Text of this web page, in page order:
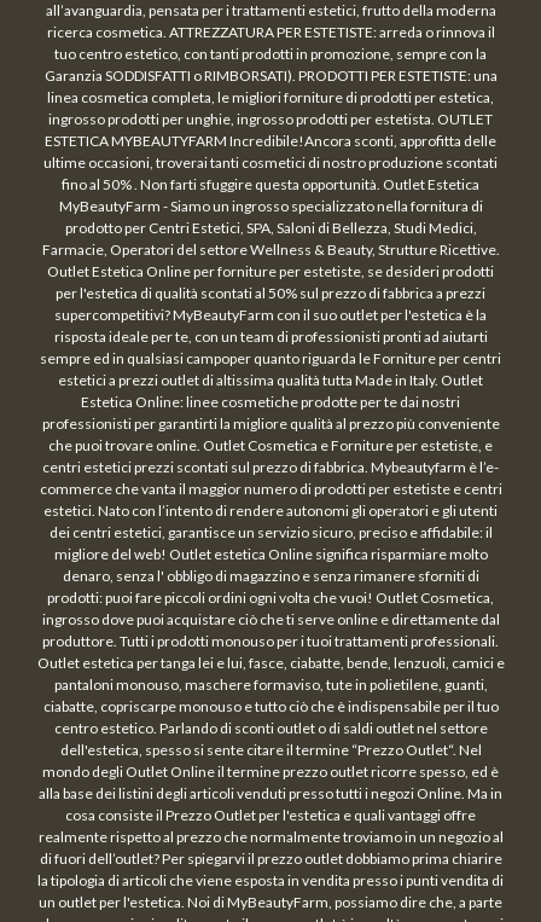
all’avanguardia, pensata per i trattamenti estetici, frutto della moderna
ricerca cosmetica. ATTREZZATURA PER ESTETISTE: arreda o rinnova il
tuo centro estetico, con tanti prodotti in promozione, sempre con la
Garanzia SODDISFATTI o RIMBORSATI). PRODOTTI PER ESTETISTE: una
linea cosmetica completa, le migliori forniture di prodotti per estetica,
ingrosso prodotti per unghie, ingrosso prodotti per estetista. OUTLET
ESTETICA MYBEAUTYFARM Incredibile!Ancora sconti, approfitta delle
ultime occasioni, troverai tanti cosmetici di nostro produzione scontati
fino al 50% . Non farti sfuggire questa opportunità. Outlet Estetica
MyBeautyFarm - Siamo un ingrosso specializzato nella fornitura di
prodotto per Centri Estetici, SPA, Saloni di Bellezza, Studi Medici,
Farmacie, Operatori del settore Wellness & Beauty, Strutture Ricettive.
Outlet Estetica Online per forniture per estetiste, se desideri prodotti
per l'estetica di qualità scontati al 50% sul prezzo di fabbrica a prezzi
supercompetitivi? MyBeautyFarm con il suo outlet per l'estetica è la
risposta ideale per te, con un team di professionisti pronti ad aiutarti
sempre ed in qualsiasi campoper quanto riguarda le Forniture per centri
estetici a prezzi outlet di altissima qualità tutta Made in Italy. Outlet
Estetica Online: linee cosmetiche prodotte per te dai nostri
professionisti per garantirti la migliore qualità al prezzo più conveniente
che puoi trovare online. Outlet Cosmetica e Forniture per estetiste, e
centri estetici prezzi scontati sul prezzo di fabbrica. Mybeautyfarm è l’e-
commerce che vanta il maggior numero di prodotti per estetiste e centri
estetici. Nato con l’intento di rendere autonomi gli operatori e gli utenti
dei centri estetici, garantisce un servizio sicuro, preciso e affidabile: il
migliore del web! Outlet estetica Online significa risparmiare molto
denaro, senza l' obbligo di magazzino e senza rimanere sforniti di
prodotti: puoi fare piccoli ordini ogni volta che vuoi! Outlet Cosmetica,
ingrosso dove puoi acquistare ciò che ti serve online e direttamente dal
produttore. Tutti i prodotti monouso per i tuoi trattamenti professionali.
Outlet estetica per tanga lei e lui, fasce, ciabatte, bende, lenzuoli, camici e
pantaloni monouso, maschere formaviso, tute in polietilene, guanti,
ciabatte, copriscarpe monouso e tutto ciò che è indispensabile per il tuo
centro estetico. Parlando di sconti outlet o di saldi outlet nel settore
dell'estetica, spesso si sente citare il termine “Prezzo Outlet“. Nel
mondo degli Outlet Online il termine prezzo outlet ricorre spesso, ed è
alla base dei listini degli articoli venduti presso tutti i negozi Online. Ma in
cosa consiste il Prezzo Outlet per l'estetica e quali vantaggi offre
realmente rispetto al prezzo che normalmente troviamo in un negozio al
di fuori dell’outlet? Per spiegarvi il prezzo outlet dobbiamo prima chiarire
la tipologia di articoli che viene esposta in vendita presso i punti vendita di
un outlet per l'estetica. Noi di MyBeautyFarm, possiamo dire che, a parte